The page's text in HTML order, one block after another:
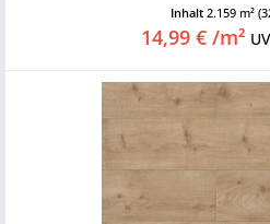
Inhalt 2.159 m²
14,99 € /m²